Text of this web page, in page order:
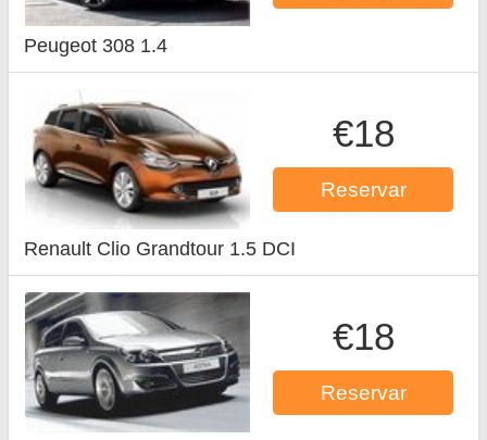
Peugeot 308 1.4
€18
Reservar
Renault Clio Grandtour 1.5 DCI
€18
Reservar